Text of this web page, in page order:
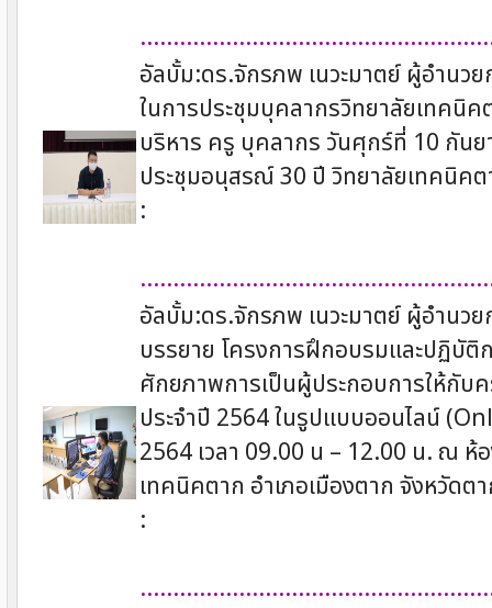
อัลบั้ม:ดร.จักรภพ เนวะมาตย์ ผู้อำนว
ในการประชุมบุคลากรวิทยาลัยเทค
บริหาร ครู บุคลากร วันศุกร์ที่ 10 กัน
ประชุมอนุสรณ์ 30 ปี วิทยาลัยเทคนิคต
:
อัลบั้ม:ดร.จักรภพ เนวะมาตย์ ผู้อำนว
บรรยาย โครงการฝึกอบรมและปฏิบั
ศักยภาพการเป็นผู้ประกอบการให้กั
ประจำปี 2564 ในรูปแบบออนไลน์
2564 เวลา 09.00 น – 12.00 น. ณ
เทคนิคตาก อำเภอเมืองตาก จังหวัดต
: